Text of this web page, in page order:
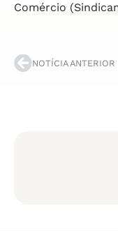
Comércio
NOTÍCIA ANTERIOR